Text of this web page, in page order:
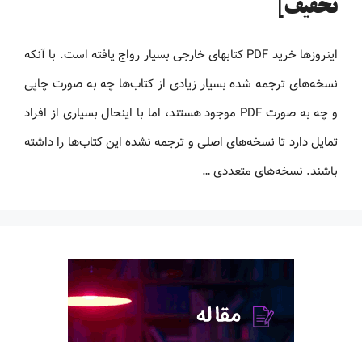
تخفیف]
اینروزها خرید PDF کتاب‎های خارجی بسیار رواج یافته است. با آنکه
نسخه‌های ترجمه شده بسیار زیادی از کتاب‌ها چه به صورت چاپی
و چه به صورت PDF موجود هستند، اما با اینحال بسیاری از افراد
تمایل دارد تا نسخه‌های اصلی و ترجمه نشده این کتاب‌ها را داشته
باشند. نسخه‌های متعددی …